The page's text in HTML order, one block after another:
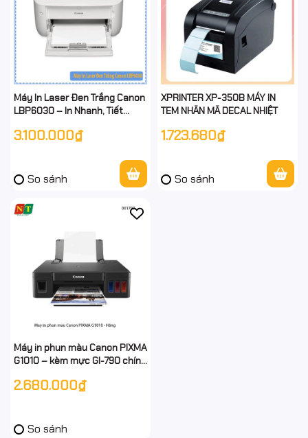
Máy In Laser Đen Trắng Canon
LBP6030 – In Nhanh, Tiết
Hãng – Full VAT
3.100.000₫
So sánh
XPRINTER XP-350B MÁY IN
TEM NHÃN MÃ DECAL NHIỆT
1.723.680₫
So sánh
Máy in phun màu Canon PIXMA
G1010 – kèm mực GI-790 chính
full VAT
2.680.000₫
So sánh